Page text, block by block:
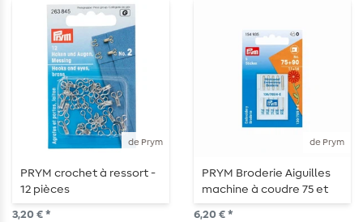
de Prym
PRYM crochet à ressort -
12 pièces
3,20 € *
de Prym
PRYM Broderie Aiguilles
machine à coudre 75 et
90 - 5 pièces
6,20 € *